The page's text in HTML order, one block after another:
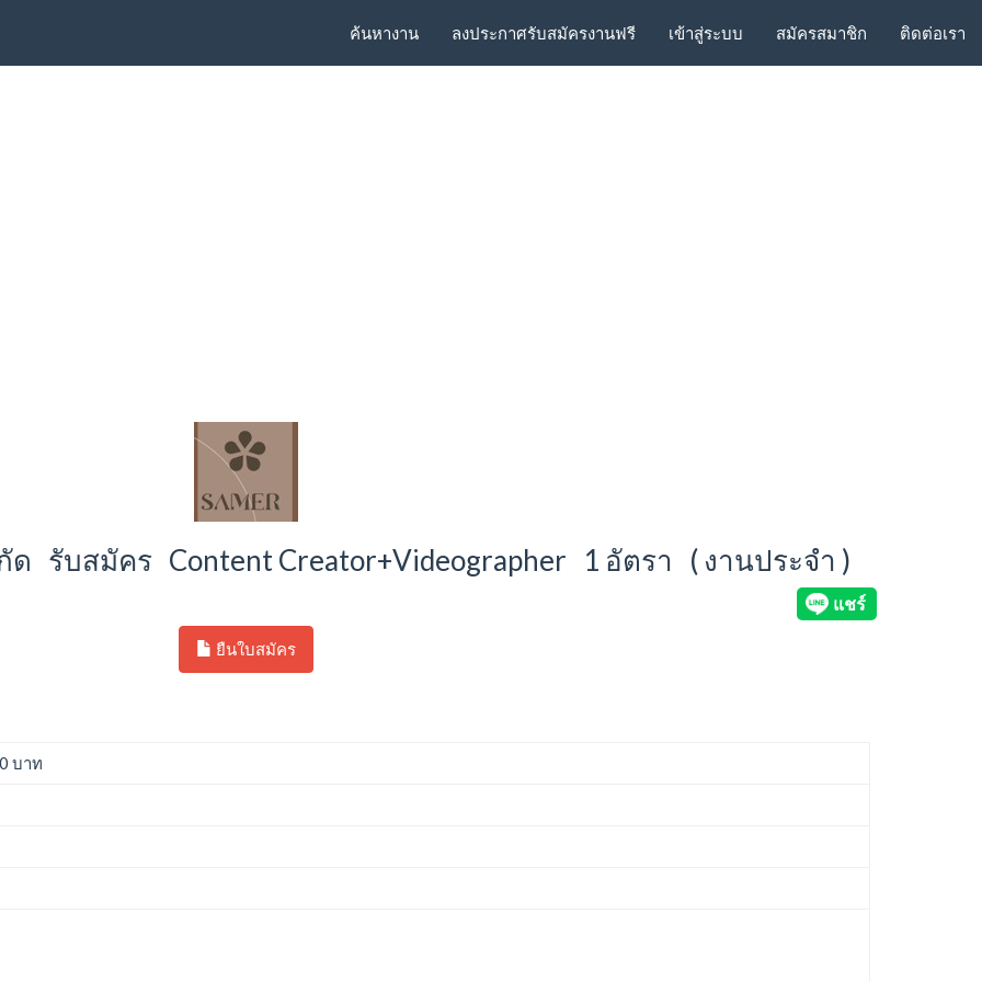
ค้นหางาน ลงประกาศรับสมัครงานฟรี เข้าสู่ระบบ สมัครสมาชิก ติดต่อเรา
ด รับสมัคร Content Creator+Videographer 1 อัตรา ( งานประจำ )
ยืนใบสมัคร
บาท